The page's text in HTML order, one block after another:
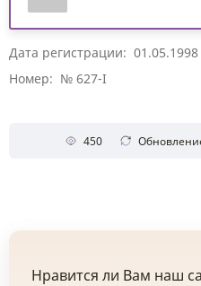
Дата регистрации: 01.05.1998
Номер: № 627-I
450
Нравится ли Вам наш